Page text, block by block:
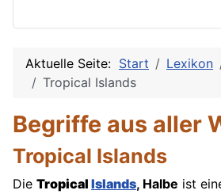
Aktuelle Seite: Start Lexikon
Tropical Islands
Begriffe aus aller
Tropical Islands
Die Tropical Islands, Halbe ist